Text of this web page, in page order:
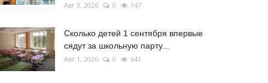
Авг 3, 2026 0 147
Сколько детей 1 сентября впервые
сядут за школьную парту...
Авг 1, 2026 0 641